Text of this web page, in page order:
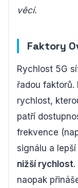
věcí.
Faktory
Rychlost 5G
řadou faktorů.
rychlost,
patří
frekvence
signálu a
nižší rychlost
naopak